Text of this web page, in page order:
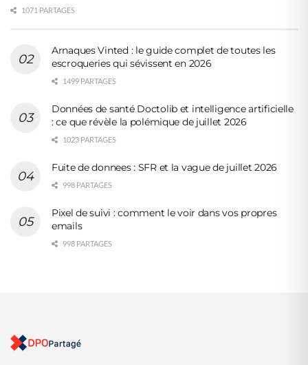
1071 PARTAGES
Arnaques Vinted : le guide complet de toutes les
escroqueries qui sévissent en 2026
1499 PARTAGES
Données de santé Doctolib et intelligence artificielle
: ce que révèle la polémique de juillet 2026
1023 PARTAGES
Fuite de donnees : SFR et la vague de juillet 2026
998 PARTAGES
Pixel de suivi : comment le voir dans vos propres
emails
998 PARTAGES